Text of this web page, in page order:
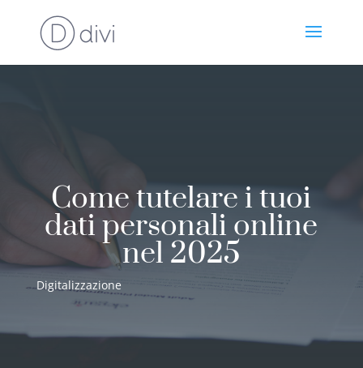
Come tutelare i tuoi
dati personali online
nel 2025
Digitalizzazione